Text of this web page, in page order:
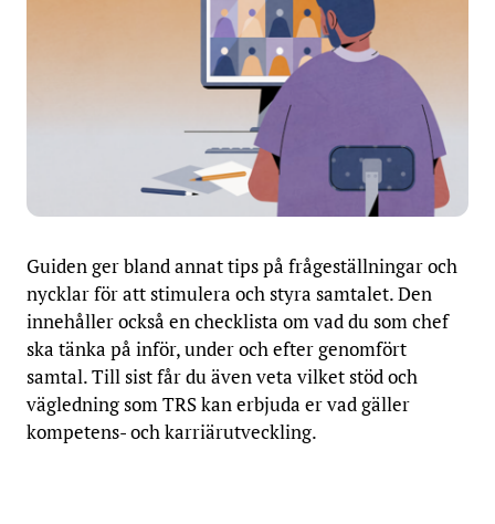
Guiden ger bland annat tips på frågeställningar och
nycklar för att stimulera och styra samtalet. Den
innehåller också en checklista om vad du som chef
ska tänka på inför, under och efter genomfört
samtal. Till sist får du även veta vilket stöd och
vägledning som TRS kan erbjuda er vad gäller
kompetens- och karriärutveckling.